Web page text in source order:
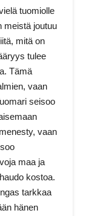
tuomiolle
meistä joutuu
mitä on
tulee
Tämä
vaan
seisoo
vaan
maa ja
kostoa.
tarkkaa
hänen